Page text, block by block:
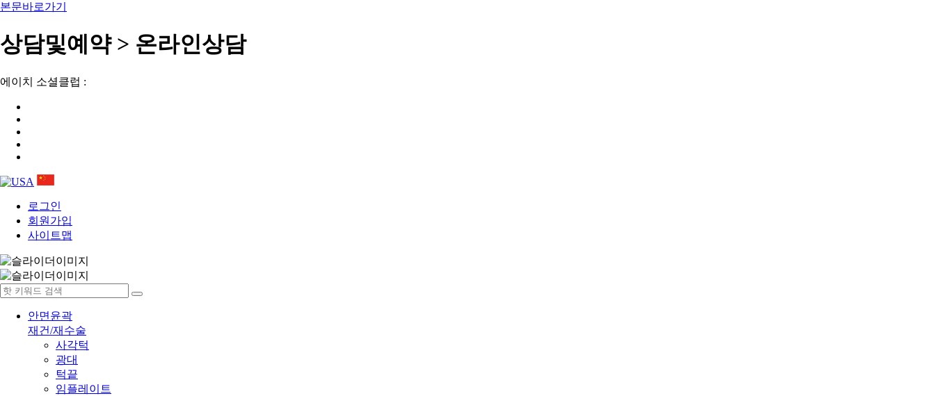
본문바로가기
상담및예약 > 온라인상담
에이치 소셜클럽 :
로그인
회원가입
사이트맵
안면윤곽
재건/재수술
사각턱
광대
턱끝
임플레이트